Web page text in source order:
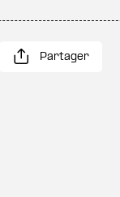
Partager